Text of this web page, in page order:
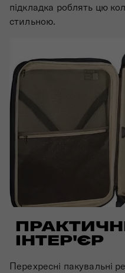
підкладка роблять цю
стильною.
ІНТЕР'ЄР
Перехресні пакувальні